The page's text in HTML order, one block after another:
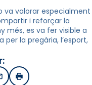
va valorar especialment
i reforçar la
més, es va fer visible a
la pregària, l’esport,
Imprimir